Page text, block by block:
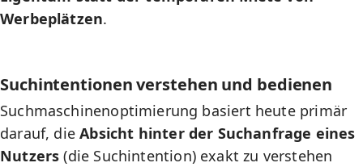
Werbeplätzen.
Suchintentionen verstehen und bedienen
Suchmaschinenoptimierung basiert heute primär
darauf, dieAbsicht hinter der Suchanfrage eines
Nutzers (die Suchintention) exakt zu verstehen